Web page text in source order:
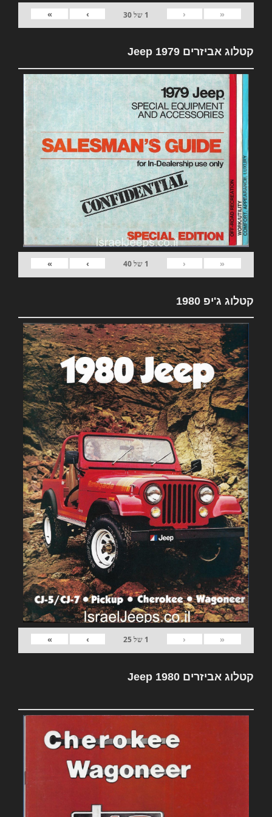
«
‹
1 של30
›
»
קטלוג אביזרים 1979 Jeep
«
‹
1 של40
›
»
קטלוג ג'יפ 1980
«
‹
1 של25
›
»
קטלוג אביזרים Jeep 1980